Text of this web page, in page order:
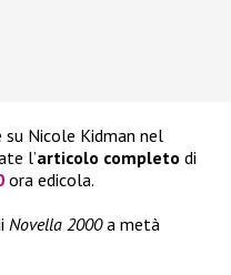
Nicole Kidman nel
l’articolo completo di
ora edicola.
Novella 2000a metà